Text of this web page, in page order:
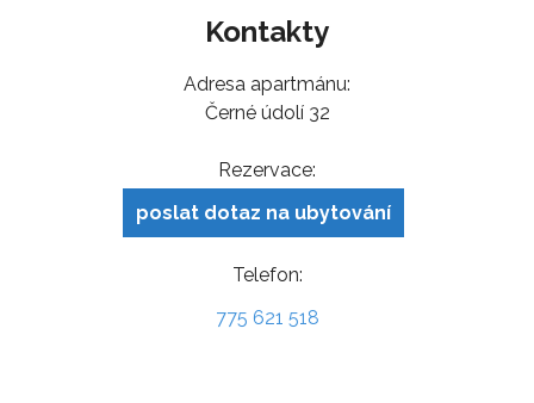
Kontakty
Adresa apartmánu:
Černé údolí 32
Rezervace:
poslat dotaz na ubytování
Telefon:
775 621 518